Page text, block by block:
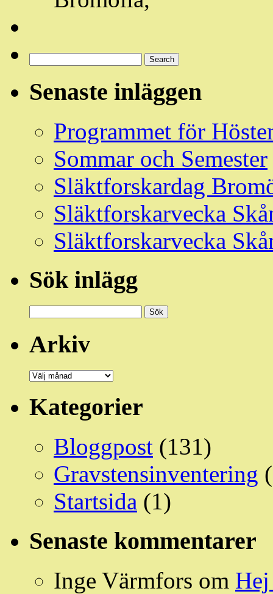
Händelser
SearchEvents
Senaste inläggen
Programmet för
Sommar och Semester
Släktforskardag
Släktforskarvecka
Släktforskarvecka
Sök inlägg
efter:
Arkiv
Arkiv
Kategorier
Bloggpost (131)
Gravstensinventering
Startsida (1)
Senaste kommentarer
Inge Värmfors om